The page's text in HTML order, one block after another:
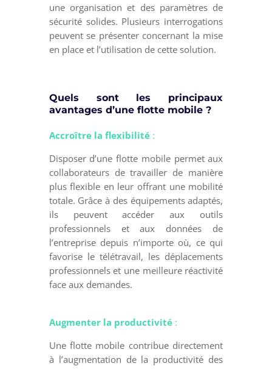
une organisation et des paramètres de
sécurité solides. Plusieurs interrogations
peuvent se présenter concernant la mise
en place et l’utilisation de cette solution.
Quels sont les principaux
avantages d’une flotte mobile ?
Accroître la flexibilité :
Disposer d’une flotte mobile permet aux
collaborateurs de travailler de manière
plus flexible en leur offrant une mobilité
totale. Grâce à des équipements adaptés,
ils peuvent accéder aux outils
professionnels et aux données de
l’entreprise depuis n’importe où, ce qui
favorise le télétravail, les déplacements
professionnels et une meilleure réactivité
face aux demandes.
Augmenter la productivité :
Une flotte mobile contribue directement
à l’augmentation de la productivité des